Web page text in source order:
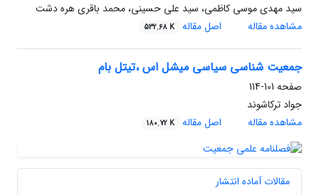
سید مهدی موسی کاظمی، سید علی حسینی، محمد باقری هره دشت
مشاهده مقاله
اصل مقاله 532.68 K
جمعیت شناسی سیاسی میشل اس ،تیتل بام
صفحه 101-114
جواد ترکاشوند
مشاهده مقاله
اصل مقاله 180.72 K
مقالات آماده انتشار